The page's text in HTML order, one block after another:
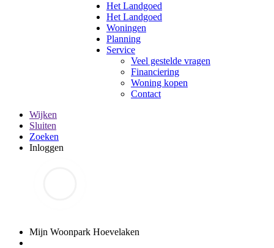
Het Landgoed
Het Landgoed
Woningen
Planning
Service
Veel gestelde vragen
Financiering
Woning kopen
Contact
Wijken
Sluiten
Zoeken
Inloggen
Mijn Woonpark Hoevelaken